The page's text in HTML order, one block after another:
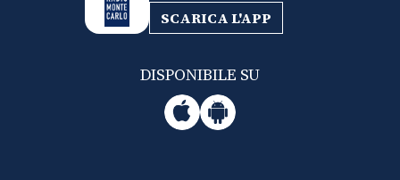
SCARICA L'APP
DISPONIBILE SU